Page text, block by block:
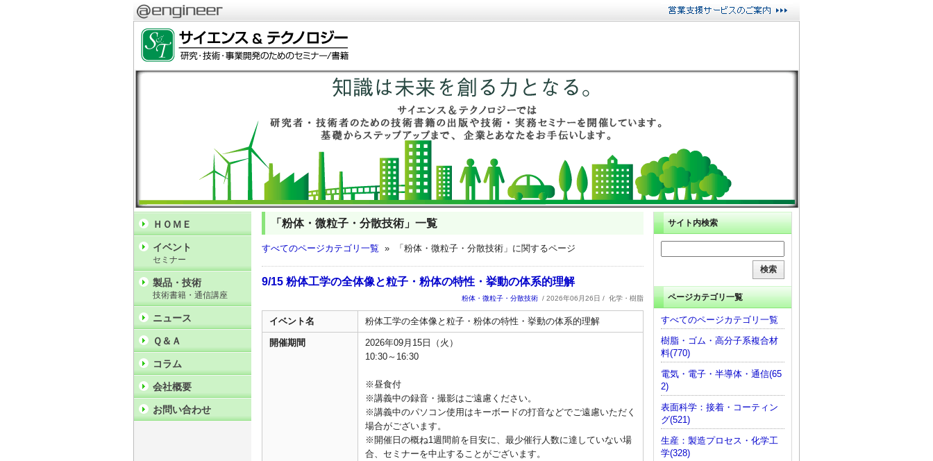
「粉体・微粒子・分散技術」一覧
すべてのページカテゴリ一覧 » 「粉体・微粒子・分散技術」に関するページ
9/15 粉体工学の全体像と粒子・粉体の特性・挙動の体系的理解
粉体・微粒子・分散技術 / 2026年06月26日 / 化学・樹脂
イベント名 粉体工学の全体像と粒子・粉体の特性・挙動の体系的理解
開催期間
2026年09月15日（火）
10:30～16:30
※昼食付
※講義中の録音・撮影はご遠慮ください。
※講義中のパソコン使用はキーボードの打音などでご遠慮いただく
場合がございます。
※開催日の概ね1週間前を目安に、最少催行人数に達していない場
合、セミナーを中止することがございます。
ＨＯＭＥ
イベント
セミナー
製品・技術
技術書籍・通信講座
ニュース
Ｑ＆Ａ
コラム
会社概要
お問い合わせ
サイト内検索
ページカテゴリ一覧
すべてのページカテゴリ一覧
樹脂・ゴム・高分子系複合材
料(770)
電気・電子・半導体・通信(65
2)
表面科学：接着・コーティン
グ(521)
生産：製造プロセス・化学工
学(328)